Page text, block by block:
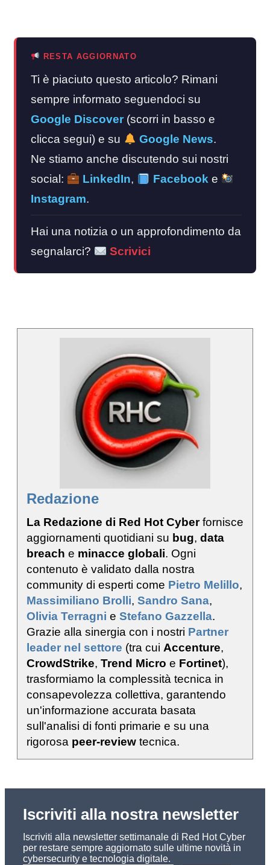
RESTA AGGIORNATO
Ti è piaciuto questo articolo? Rimani
sempre informato seguendoci su
Google Discover (scorri in basso e
clicca segui) e su
Google News.
Ne stiamo anche discutendo sui nostri
social:
LinkedIn, Facebooke
Instagram.
Hai una notizia o un approfondimento da
segnalarci?
Scrivici
Redazione
La Redazione di Red Hot Cyberfornisce
aggiornamenti quotidiani su bug, data
breach e minacce globali. Ogni
contenuto è validato dalla nostra
community di esperti come Pietro Melillo,
Massimiliano Brolli, Sandro Sana,
Olivia Terragni e Stefano Gazzella.
Grazie alla sinergia con i nostri Partner
leader nel settore (tra cui Accenture,
CrowdStrike, Trend Micro e Fortinet),
trasformiamo la complessità tecnica in
consapevolezza collettiva, garantendo
un'informazione accurata basata
sull'analisi di fonti primarie e su una
rigorosa peer-review tecnica.
Iscriviti alla nostra newsletter
Iscriviti alla newsletter settimanale di Red Hot Cyber
per restare sempre aggiornato sulle ultime novità in
cybersecurity e tecnologia digitale.